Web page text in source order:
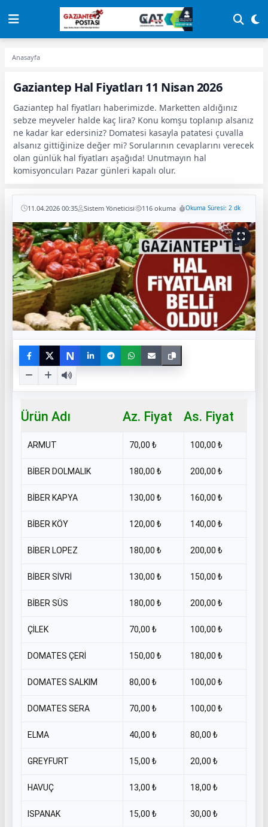
Anasayfa
Gaziantep Hal Fiyatları 11 Nisan 2026
Gaziantep hal fiyatları haberimizde. Marketten aldığınız
sebze meyveler halde kaç lira? Konu komşu toplanıp alsanız
ne kadar kar edersiniz? Domatesi kasayla patatesi çuvalla
alsanız gittiğinize değer mi? Sorularının cevaplarını verecek
olan günlük hal fiyatları aşağıda! Unutmayın hal
komisyoncuları Pazar günleri kapalı olur.
11.04.2026 00:35 Sistem Yöneticisi 116 okuma Okuma Süresi: 2 dk
N
Ürün Adı Az. Fiyat As. Fiyat
ARMUT 70,00 ₺ 100,00 ₺
BİBER DOLMALIK 180,00 ₺ 200,00 ₺
BİBER KAPYA 130,00 ₺ 160,00 ₺
BİBER KÖY 120,00 ₺ 140,00 ₺
BİBER LOPEZ 180,00 ₺ 200,00 ₺
BİBER SİVRİ 130,00 ₺ 150,00 ₺
BİBER SÜS 180,00 ₺ 200,00 ₺
ÇİLEK 70,00 ₺ 100,00 ₺
DOMATES ÇERİ 150,00 ₺ 180,00 ₺
DOMATES SALKIM 80,00 ₺ 100,00 ₺
DOMATES SERA 70,00 ₺ 100,00 ₺
ELMA 40,00 ₺ 80,00 ₺
GREYFURT 15,00 ₺ 20,00 ₺
HAVUÇ 13,00 ₺ 18,00 ₺
ISPANAK 15,00 ₺ 30,00 ₺